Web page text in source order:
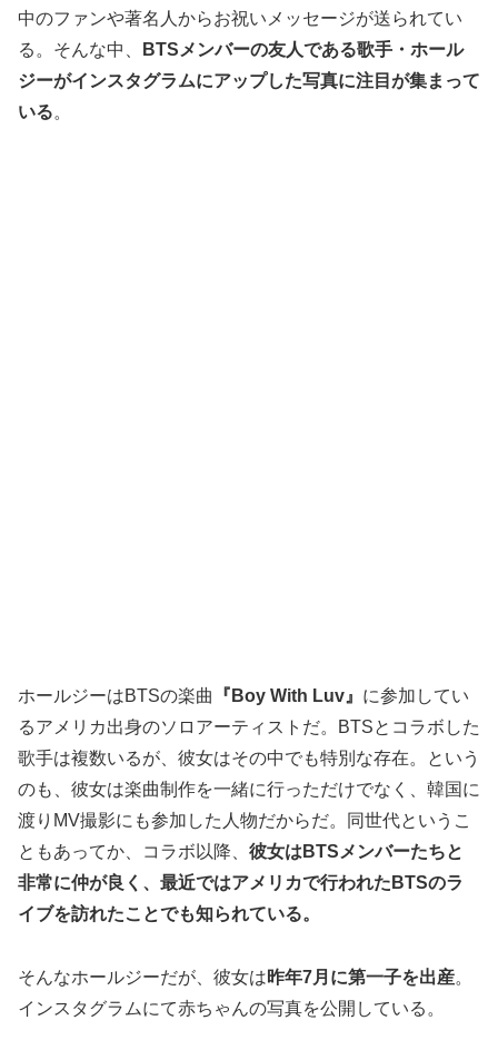
中のファンや著名人からお祝いメッセージが送られてい
る。そんな中、
BTSメンバーの友人である歌手・ホール
ジーがインスタグラムにアップした写真に注目が集まって
いる。
ホールジーはBTSの楽曲 『Boy With Luv』 に参加してい
るアメリカ出身のソロアーティストだ。BTSとコラボした
歌手は複数いるが、彼女はその中でも特別な存在。という
のも、彼女は楽曲制作を一緒に行っただけでなく、韓国に
渡りMV撮影にも参加した人物だからだ。同世代というこ
ともあってか、コラボ以降、 彼女はBTSメンバーたちと
非常に仲が良く、最近ではアメリカで行われたBTSのラ
イブを訪れたことでも知られている。
そんなホールジーだが、彼女は昨年7月に第一子を出産。
インスタグラムにて赤ちゃんの写真を公開している。